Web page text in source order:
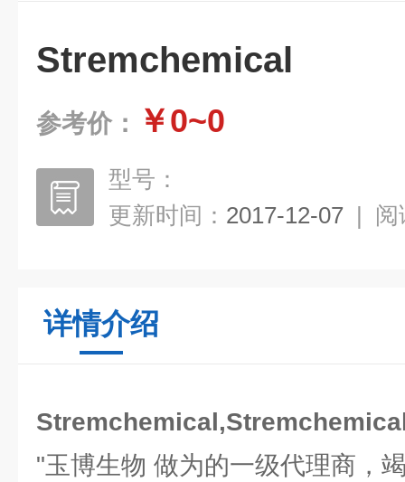
Stremchemical
参考价： ￥0~0
型号：
更新时间： 2017-12-07 | 阅
详情介绍
"玉博生物 做为的一级代理商，